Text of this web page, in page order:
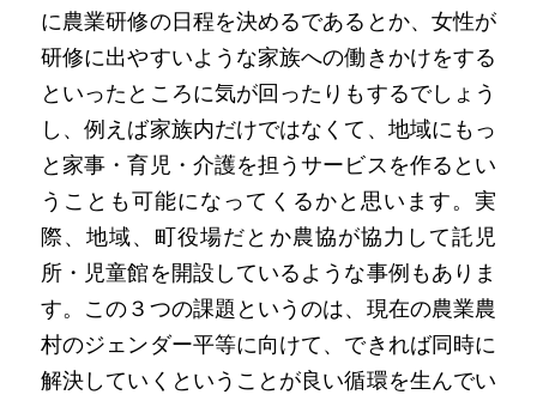
に農業研修の日程を決めるであるとか、女性が
研修に出やすいような家族への働きかけをする
といったところに気が回ったりもするでしょう
し、例えば家族内だけではなくて、地域にもっ
と家事・育児・介護を担うサービスを作るとい
うことも可能になってくるかと思います。実
際、地域、町役場だとか農協が協力して託児
所・児童館を開設しているような事例もありま
す。この３つの課題というのは、現在の農業農
村のジェンダー平等に向けて、できれば同時に
解決していくということが良い循環を生んでい